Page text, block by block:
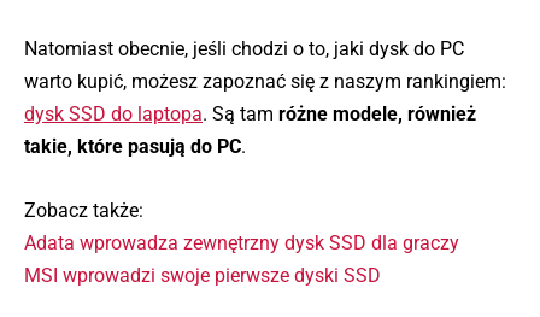
Natomiast obecnie, jeśli chodzi o to, jaki dysk do PC
warto kupić, możesz zapoznać się z naszym rankingiem:
dysk SSD do laptopa. Są tam różne modele, również
takie, które pasują do PC.
Zobacz także:
Adata wprowadza zewnętrzny dysk SSD dla graczy
MSI wprowadzi swoje pierwsze dyski SSD